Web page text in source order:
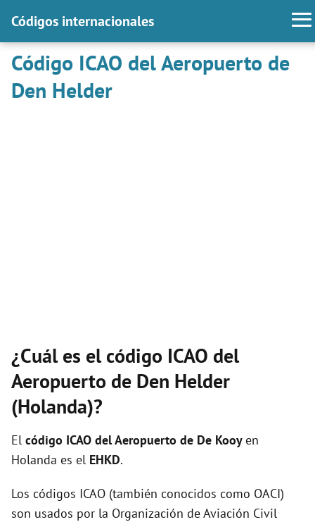
Códigos internacionales
Código ICAO del Aeropuerto de
Den Helder
¿Cuál es el código ICAO del
Aeropuerto de Den Helder
(Holanda)?
El código ICAO delAeropuerto de De Kooyen
Holanda es el EHKD.
Los códigos ICAO (también conocidos como OACI)
son usados por la Organización de Aviación Civil